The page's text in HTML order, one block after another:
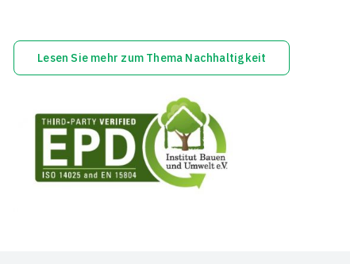
Lesen Sie mehr zum Thema Nachhaltigkeit